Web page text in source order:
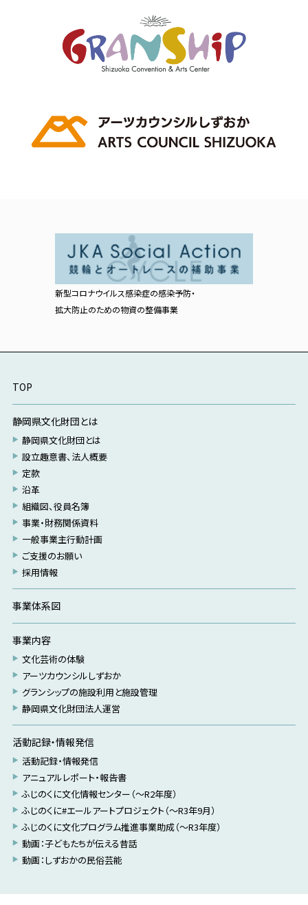
新型コロナウイルス感染症の感染予防・
拡大防止のための物資の整備事業
TOP
静岡県文化財団とは
静岡県文化財団とは
設立趣意書、法人概要
定款
沿革
組織図、役員名簿
事業・財務関係資料
一般事業主行動計画
ご支援のお願い
採用情報
事業体系図
事業内容
文化芸術の体験
アーツカウンシルしずおか
グランシップの施設利用と施設管理
静岡県文化財団法人運営
活動記録・情報発信
活動記録・情報発信
アニュアルレポート・報告書
ふじのくに文化情報センター（～R2年度）
ふじのくに#エールアートプロジェクト（～R3年9月）
ふじのくに文化プログラム推進事業助成（～R3年度）
動画：子どもたちが伝える昔話
動画：しずおかの民俗芸能